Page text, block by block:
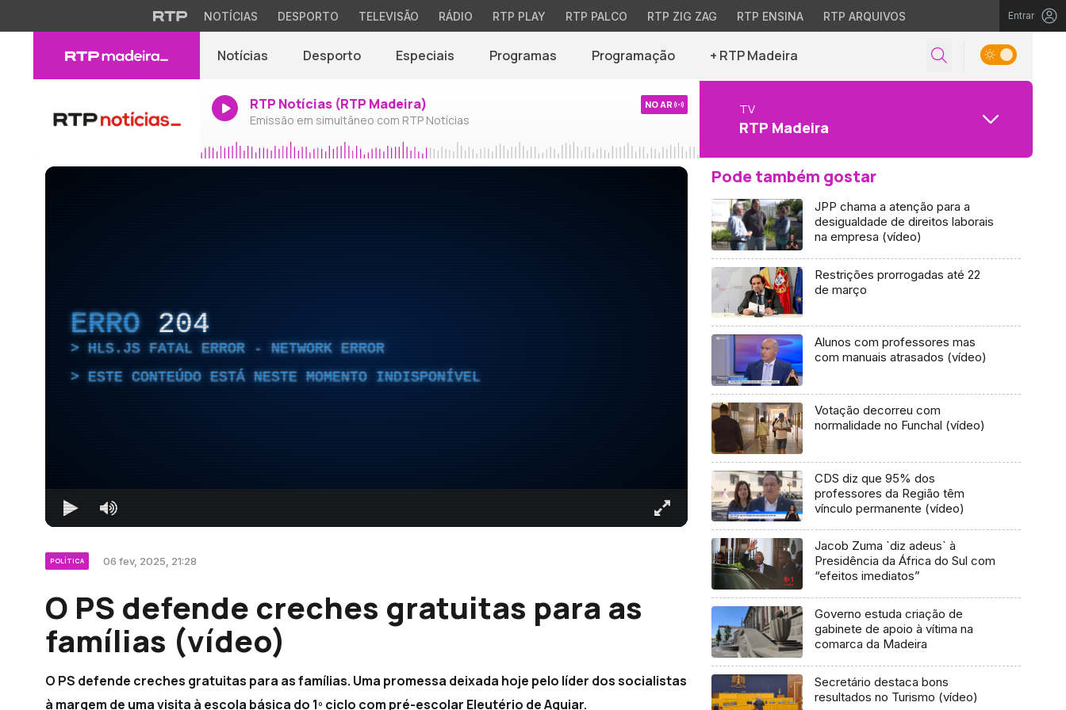
NOTÍCIAS DESPORTO TELEVISÃO RÁDIO RTP PLAY RTP PALCO RTP ZIG ZAG RTP ENSINA RTP ARQUIVOS Entrar
Notícias Desporto Especiais Programas Programação + RTP Madeira
RTP Notícias (RTP Madeira)
Emissão em simultâneo com RTP Notícias
NO AR TV
RTP Madeira
ERRO 204
HLS.JS FATAL ERROR - NETWORK ERROR
ESTE CONTEÚDO ESTÁ NESTE MOMENTO INDISPONÍVEL
POLÍTICA 06 fev, 2025, 21:28
O PS defende creches gratuitas para as
famílias (vídeo)
O PS defende creches gratuitas para as famílias. Uma promessa deixada hoje pelo líder dos socialistas
à margem de uma visita à escola básica do 1º ciclo com pré-escolar Eleutério de Aguiar.
Pode também gostar
JPP chama a atenção para a
desigualdade de direitos laborais
na empresa (vídeo)
Restrições prorrogadas até 22
de março
Alunos com professores mas
com manuais atrasados (vídeo)
Votação decorreu com
normalidade no Funchal (vídeo)
CDS diz que 95% dos
professores da Região têm
vínculo permanente (vídeo)
Jacob Zuma `diz adeus` à
Presidência da África do Sul com
“efeitos imediatos”
Governo estuda criação de
gabinete de apoio à vítima na
comarca da Madeira
Secretário destaca bons
resultados no Turismo (vídeo)